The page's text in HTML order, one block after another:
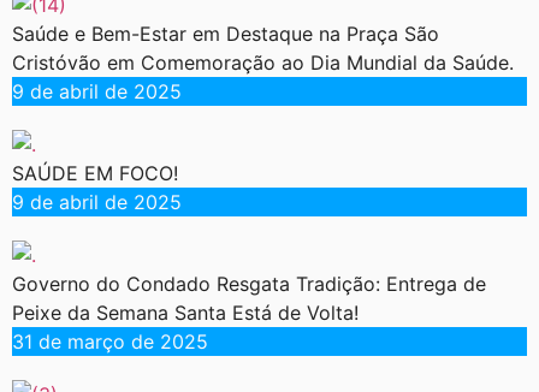
Saúde e Bem-Estar em Destaque na Praça São
Cristóvão em Comemoração ao Dia Mundial da Saúde.
9 de abril de 2025
SAÚDE EM FOCO!
9 de abril de 2025
Governo do Condado Resgata Tradição: Entrega de
Peixe da Semana Santa Está de Volta!
31 de março de 2025